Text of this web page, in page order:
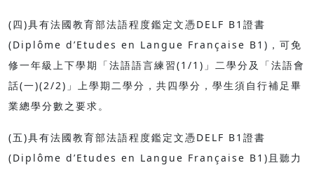
(四)具有法國教育部法語程度鑑定文憑DELF B1證書
(Diplôme d’Etudes en Langue Française B1)，可免
修一年級上下學期「法語語言練習(1/1)」二學分及「法語會
話(一)(2/2)」上學期二學分，共四學分，學生須自行補足畢
業總學分數之要求。
(五)具有法國教育部法語程度鑑定文憑DELF B1證書
(Diplôme d’Etudes en Langue Française B1)且聽力